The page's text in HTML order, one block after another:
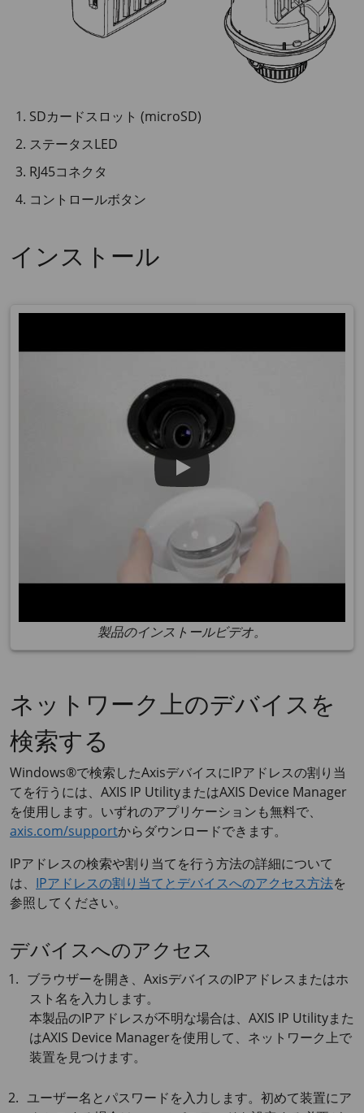
SDカードスロット (microSD)
ステータスLED
RJ45コネクタ
コントロールボタン
インストール
製品のインストールビデオ。
ネットワーク上のデバイスを
検索する
Windows®で検索したAxisデバイスにIPアドレスの割り当
てを行うには、 AXIS IP UtilityまたはAXIS Device Manager
を使用します。いずれのアプリケーションも無料で、
axis.com/supportからダウンロードできます。
IPアドレスの検索や割り当てを行う方法の詳細について
は、 IPアドレスの割り当てとデバイスへのアクセス⽅法を
参照してください。
デバイスへのアクセス
ブラウザーを開き、AxisデバイスのIPアドレスまたはホ
スト名を入力します。
本製品のIPアドレスが不明な場合は、 AXIS IP Utilityまた
はAXIS Device Managerを使用して、ネットワーク上で
装置を見つけます。
ユーザー名とパスワードを入力します。初めて装置にア